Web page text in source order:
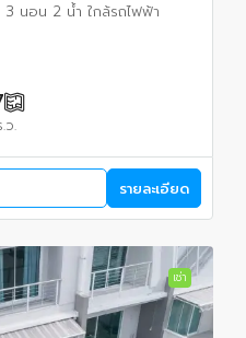
3 นอน 2 น้ำ ใกล้รถไฟฟ้า
ว.
รายละเอียด
เช่า